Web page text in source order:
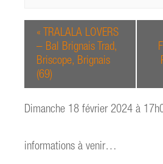
« TRALALA LOVERS
– Bal Brignais Trad,
Briscope, Brignais
(69)
Dimanche 18 février 2024 à
informations à venir…